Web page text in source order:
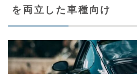
を両立した車種向け